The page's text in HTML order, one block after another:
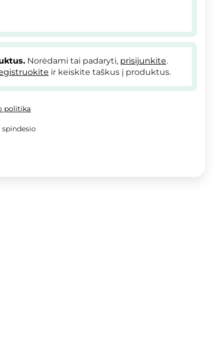
Norėdami tai padaryti, prisijunkite.
ir keiskite taškus į produktus.
politika